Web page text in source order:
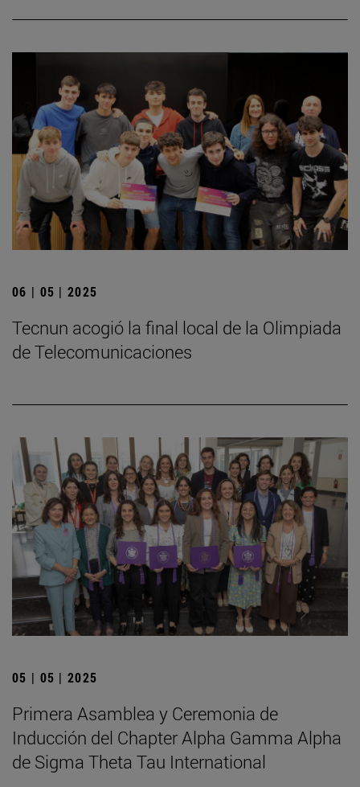
06 | 05 | 2025
­Tecnun acogió la final local de la Olimpiada
de Telecomunicaciones
05 | 05 | 2025
Primera Asamblea y Ceremonia de
Inducción del Chapter Alpha Gamma Alpha
de Sigma Theta Tau International